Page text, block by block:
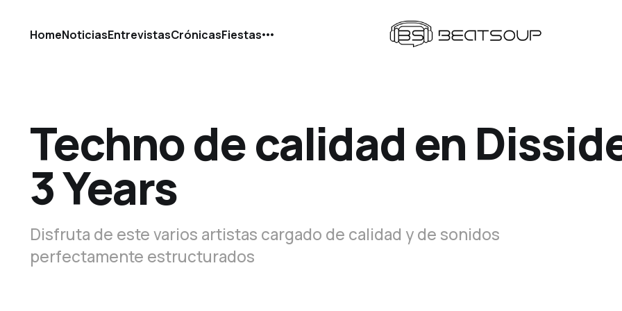
HomeNoticiasEntrevistasCrónicasFiestas
Techno de calidad en
3 Years
Disfruta de este varios artistas cargado de calidad y de sonidos
perfectamente estructurados